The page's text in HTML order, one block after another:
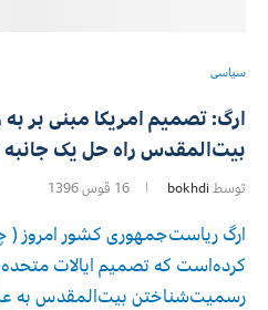
سیاسی
ارگ: تصمیم امریکا مبنی بر
بیت‌المقدس راه حل یک
توسط bokhdi 16 قوس 1396
کرده‌است که تصمیم ایالات
رسمیت‌شناختن بیت‌المقدس به